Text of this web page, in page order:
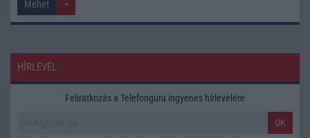
HÍRLEVÉL
Feliratkozás a Telefonguru ingyenes hírlevelére
OK